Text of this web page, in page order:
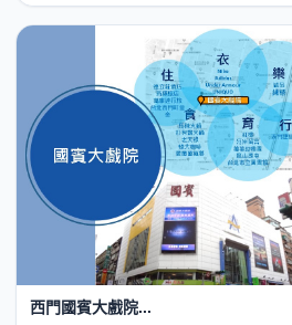
西門國賓大戲院...